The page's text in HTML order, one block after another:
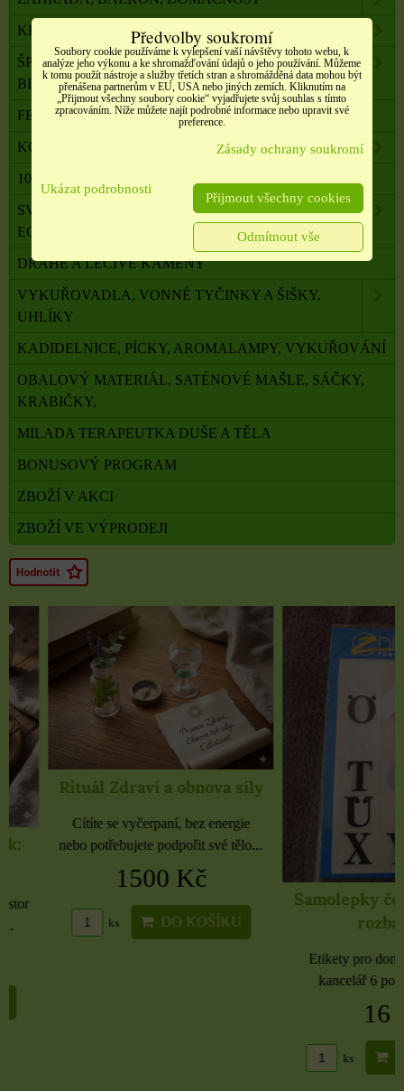
KRÁSA A ZDRAVÍ
ŠPERKY, NEREZOVÁ OCEL, PŘÍRODNÍ KÁMEN,
BIŽUTERIE
FENG SHUI, ORG. PYRAMIDY, LAPAČE SNŮ
KOMPONENTY K VÝROBĚ SVÍČEK, ŠPERKŮ
100 % PŘÍRODNÍ ESENCIÁLNÍ OLEJE SALOOS
SVÍČKY Z PALMOVÉHO A SÓJOVÉHO VOSKU
ECO
DRAHÉ A LÉČIVÉ KAMENY
VYKUŘOVADLA, VONNÉ TYČINKY A ŠIŠKY,
UHLÍKY
KADIDELNICE, PÍCKY, AROMALAMPY, VYKUŘOVÁNÍ
OBALOVÝ MATERIÁL, SATÉNOVÉ MAŠLE, SÁČKY,
KRABIČKY,
MILADA TERAPEUTKA DUŠE A TĚLA
BONUSOVÝ PROGRAM
ZBOŽÍ V AKCI
ZBOŽÍ VE VÝPRODEJI
Rituál Zdraví a obnova síly
Cítíte se vyčerpaní, bez energie
nebo potřebujete podpořit své tělo...
1500 Kč
DO KOŠÍKU
Samolepky černé
rozbaleno
Etikety pro
kancelář 6 použitých
16 Kč
DO
Předvolby soukromí
Soubory cookie používáme k vylepšení vaší návštěvy tohoto webu, k
analýze jeho výkonu a ke shromažďování údajů o jeho používání. Můžeme
k tomu použít nástroje a služby třetích stran a shromážděná data mohou být
přenášena partnerům v EU, USA nebo jiných zemích. Kliknutím na
„Přijmout všechny soubory cookie“ vyjadřujete svůj souhlas s tímto
zpracováním. Níže můžete najít podrobné informace nebo upravit své
preference.
Zásady ochrany soukromí
Ukázat podrobnosti
Přijmout všechny cookies
Odmítnout vše